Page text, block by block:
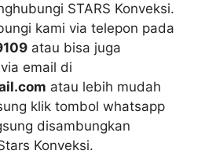
STARS Konveksi.
kami via telepon pada
atau bisa juga
email di
atau lebih mudah
klik tombol whatsapp
disambungkan
Konveksi.